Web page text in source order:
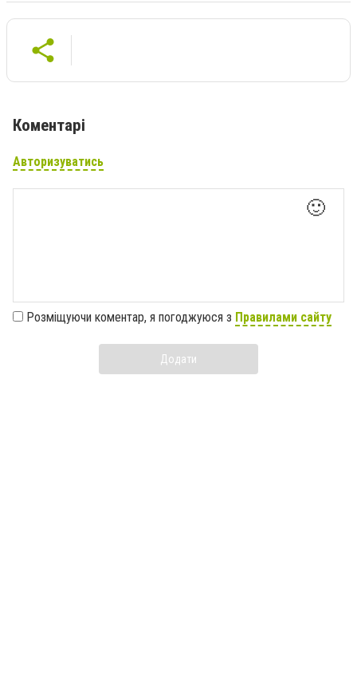
Коментарі
Авторизуватись
🙂
Розміщуючи коментар, я погоджуюся з Правилами сайту
Додати